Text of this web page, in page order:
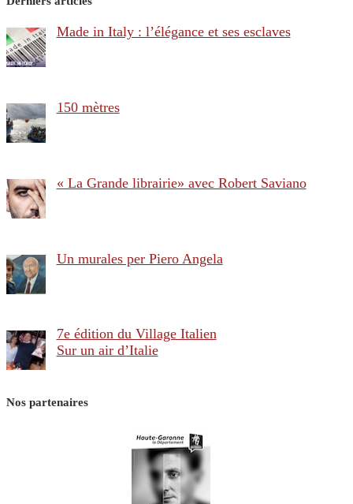
Made in Italy : l’élégance et ses esclaves
150 mètres
« La Grande librairie» avec Robert Saviano
Un murales per Piero Angela
7e édition du Village Italien
Sur un air d’Italie
Nos partenaires